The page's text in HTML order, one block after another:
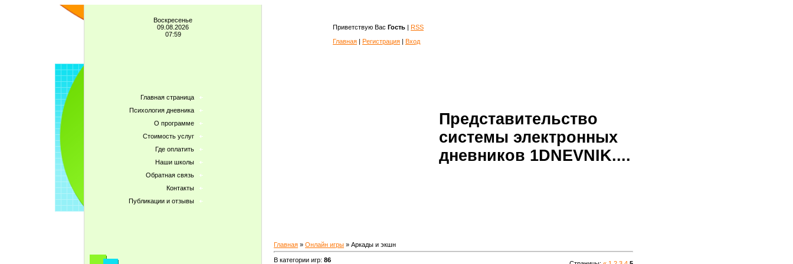
Воскресенье
09.08.2026
07:59
Главная страница
Психология дневника
О программе
Стоимость услуг
Где оплатить
Наши школы
Обратная связь
Контакты
Публикации и отзывы
Приветствую Вас Гость | RSS
Главная | Регистрация | Вход
Представительство
системы электронных
дневников 1DNEVNIK....
Главная » Онлайн игры » Аркады и экшн
В категории игр: 86